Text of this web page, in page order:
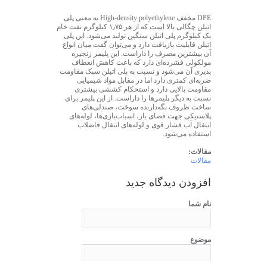
DPE مخفف High-density polyethylene به معنی پلی
اتیلن چگالی بالا است که از هر ۱٫۷۵ کیلوگرم نفت خام
یک کیلوگرم پلی اتیلن سنگین تولید می‌شود. این پلی
اتیلن قابلیت بازیافت دارد و می‌توان گفت میان انواع
آن بیشترین مصرف را داراست. این پلیمر زنجیره
مولکولی فشرده‌ای دارد که باعث کاهش انعطاف
پذیری آن می‌شود و نسبت به پلی اتیلن سبک مقاومت
ضربه‌ای کمتری دارد اما در مقابل مواد شیمیایی
مقاومت بالایی دارد و استحکام کششی بیشتری
نسبت به دیگر پلیمرها را داراست. از این پلیمر برای
ساخت ظروف نگه‌دارنده سوخت، صندلی‌های
پلاستیکی جهت فضای باز، اسباب‌بازی‌ها، لوله‌های
انتقال آب فشار قوی و لوله‌های انتقال فاضلاب
استفاده می‌شود.
مقالات:
مقالات
افزودن دیدگاه جدید
نام شما
موضوع